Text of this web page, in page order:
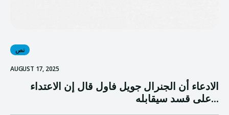
نص
AUGUST 17, 2025
الادعاء أن الجنرال جويل فاول قال إن الاعتداء
على قسد سيقابله...